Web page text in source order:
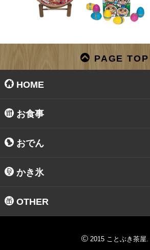
PAGE TOP
HOME
お食事
おでん
かき氷
OTHER
2015 ことぶき茶屋.